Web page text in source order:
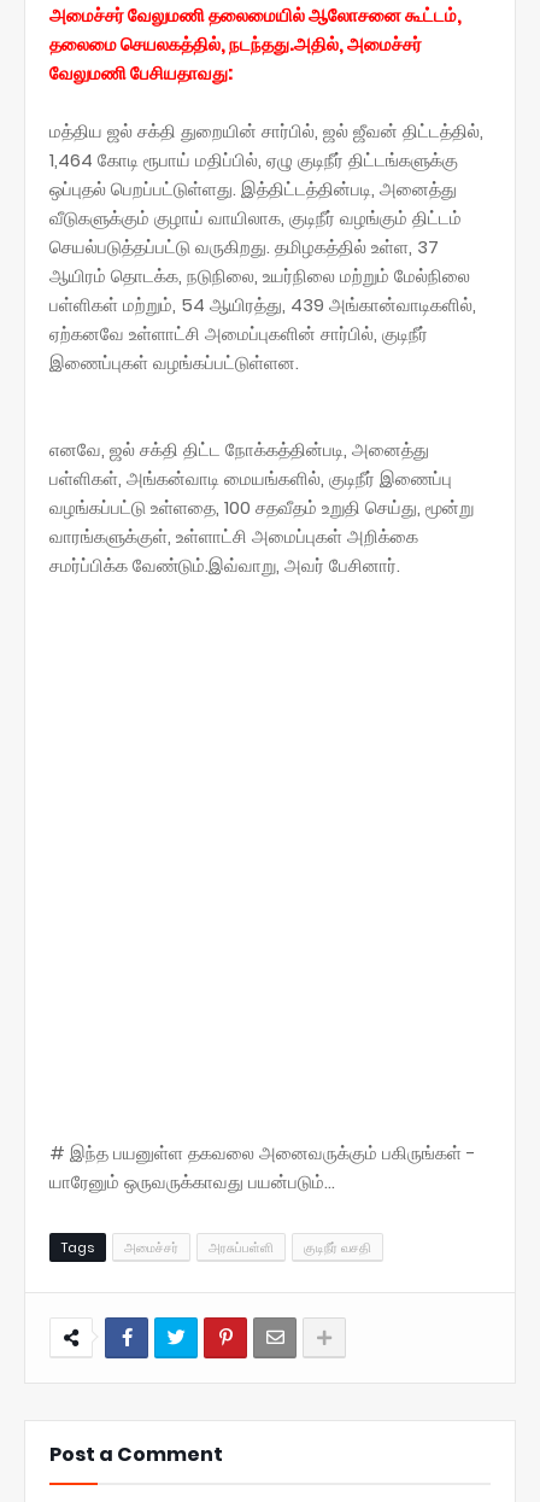
அமைச்சர் வேலுமணி தலைமையில் ஆலோசனை கூட்டம்,
தலைமை செயலகத்தில், நடந்தது.அதில், அமைச்சர்
வேலுமணி பேசியதாவது:
மத்திய ஜல் சக்தி துறையின் சார்பில், ஜல் ஜீவன் திட்டத்தில்,
1,464 கோடி ரூபாய் மதிப்பில், ஏழு குடிநீர் திட்டங்களுக்கு
ஒப்புதல் பெறப்பட்டுள்ளது. இத்திட்டத்தின்படி, அனைத்து
வீடுகளுக்கும் குழாய் வாயிலாக, குடிநீர் வழங்கும் திட்டம்
செயல்படுத்தப்பட்டு வருகிறது. தமிழகத்தில் உள்ள, 37
ஆயிரம் தொடக்க, நடுநிலை, உயர்நிலை மற்றும் மேல்நிலை
பள்ளிகள் மற்றும், 54 ஆயிரத்து, 439 அங்கான்வாடிகளில்,
ஏற்கனவே உள்ளாட்சி அமைப்புகளின் சார்பில், குடிநீர்
இணைப்புகள் வழங்கப்பட்டுள்ளன.
எனவே, ஜல் சக்தி திட்ட நோக்கத்தின்படி, அனைத்து
பள்ளிகள், அங்கன்வாடி மையங்களில், குடிநீர் இணைப்பு
வழங்கப்பட்டு உள்ளதை, 100 சதவீதம் உறுதி செய்து, மூன்று
வாரங்களுக்குள், உள்ளாட்சி அமைப்புகள் அறிக்கை
சமர்ப்பிக்க வேண்டும்.இவ்வாறு, அவர் பேசினார்.
# இந்த பயனுள்ள தகவலை அனைவருக்கும் பகிருங்கள் -
யாரேனும் ஒருவருக்காவது பயன்படும்...
Tags அமைச்சர் அரசுப்பள்ளி குடிநீர் வசதி
Post a Comment